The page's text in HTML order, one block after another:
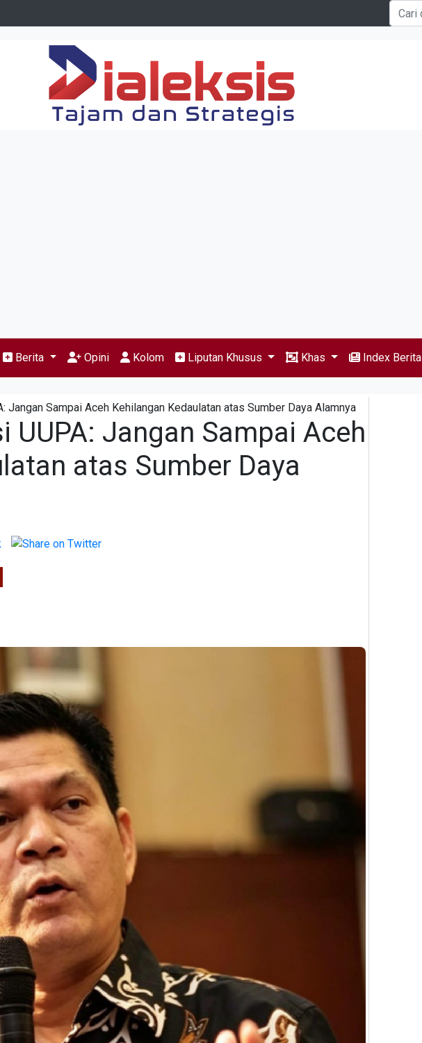
Berita Opini Kolom Liputan Khusus Khas Index Berita
Jangan Sampai Aceh Kehilangan Kedaulatan atas Sumber Daya Alamnya
UUPA: Jangan Sampai Aceh
atas Sumber Daya